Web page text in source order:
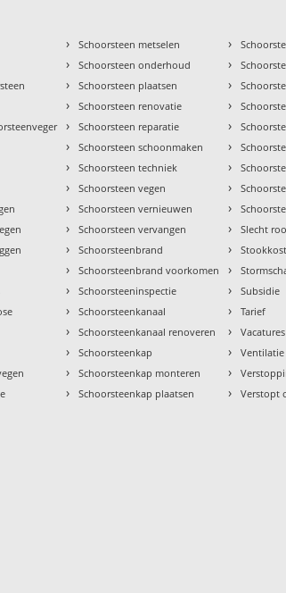
› Schoorsteen metselen
› Schoorsteen onderhoud
› Schoorsteen plaatsen
› Schoorsteen renovatie
› Schoorsteen reparatie
› Schoorsteen schoonmaken
› Schoorsteen techniek
› Schoorsteen vegen
› Schoorsteen vernieuwen
› Schoorsteen vervangen
› Schoorsteenbrand
› Schoorsteenbrand voorkomen
› Schoorsteeninspectie
› Schoorsteenkanaal
› Schoorsteenkanaal renoveren
› Schoorsteenkap
› Schoorsteenkap monteren
› Schoorsteenkap plaatsen
›
›
›
›
›
›
›
›
›
› Slecht
›
›
› Subsidie
› Tarief
› Vacatures
›
›
› Verstopt